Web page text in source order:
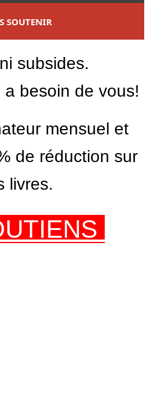
SOUTENIR
subsides.
a besoin de vous!
mensuel et
de réduction sur
livres.